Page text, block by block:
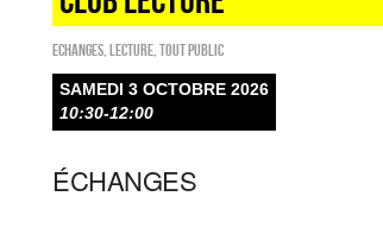
ECHANGES Lecture Tout public
SAMEDI 3 OCTOBRE 2026
10:30-12:00
ÉCHANGES